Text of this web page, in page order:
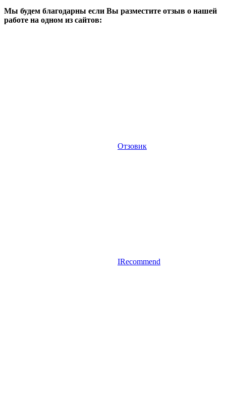
Мы будем благодарны если Вы разместите отзыв о нашей
работе на одном из сайтов:
Отзовик
IRecommend